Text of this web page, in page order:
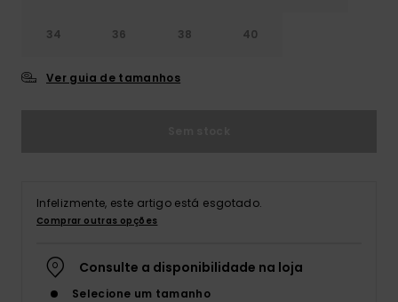
34 36 38 40
Ver guia de tamanhos
Infelizmente, este artigo está esgotado.
Comprar outras opções
Consulte a disponibilidade na loja
Selecione um tamanho